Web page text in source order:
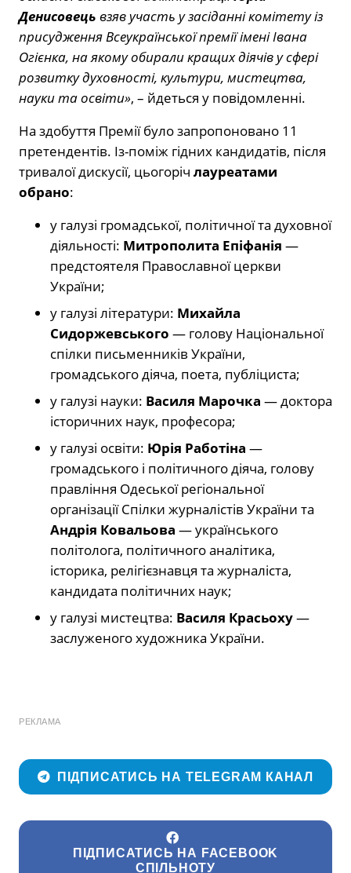
Денисовець взяв участь у засіданні комітету із
присудження Всеукраїнської премії імені Івана
Огієнка, на якому обирали кращих діячів у сфері
розвитку духовності, культури, мистецтва,
науки та освіти», – йдеться у повідомленні.
На здобуття Премії було запропоновано 11
претендентів. Із-поміж гідних кандидатів, після
тривалої дискусії, цьогоріч лауреатами
обрано:
у галузі громадської, політичної та духовної
діяльності: Митрополита Епіфанія —
предстоятеля Православної церкви
України;
у галузі літератури: Михайла
Сидоржевського — голову Національної
спілки письменників України,
громадського діяча, поета, публіциста;
у галузі науки: Василя Марочка — доктора
історичних наук, професора;
у галузі освіти: Юрія Работіна —
громадського і політичного діяча, голову
правління Одеської регіональної
організації Спілки журналістів України та
Андрія Ковальова — українського
політолога, політичного аналітика,
історика, релігієзнавця та журналіста,
кандидата політичних наук;
у галузі мистецтва: Василя Красьоху—
заслуженого художника України.
РЕКЛАМА
ПІДПИСАТИСЬ НА TELEGRAM КАНАЛ
ПІДПИСАТИСЬ НА FACEBOOK
СПІЛЬНОТУ